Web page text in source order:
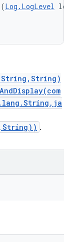
Log.LogLevel
.